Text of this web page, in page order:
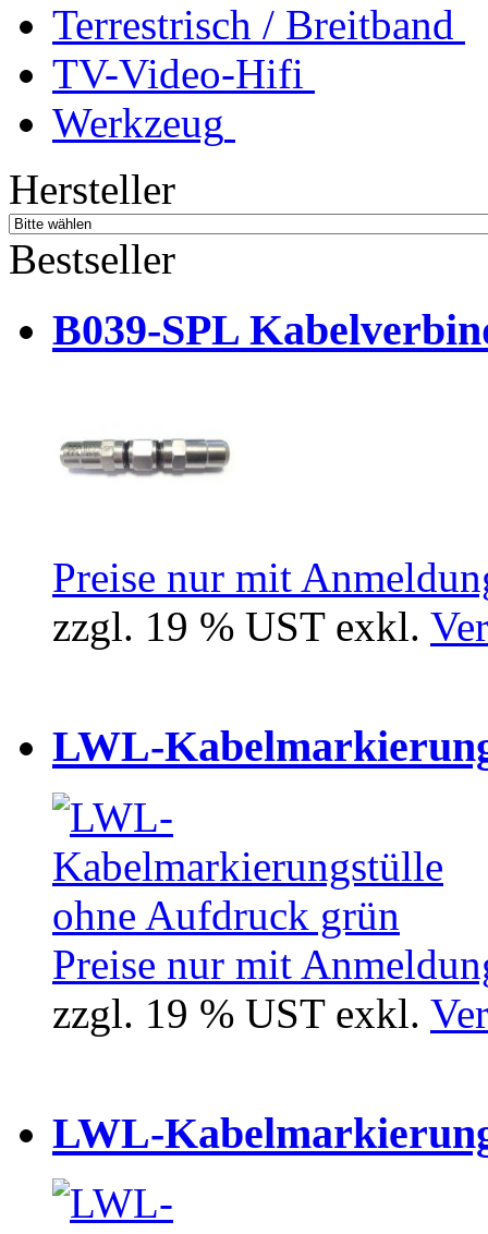
Terrestrisch / Breitband
TV-Video-Hifi
Werkzeug
Hersteller
Bestseller
B039-SPL
Preise nur mit
zzgl. 19 % UST exkl.
LWL-
Preise nur mit
zzgl. 19 % UST exkl.
LWL-